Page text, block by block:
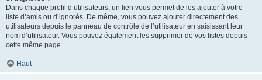
Dans chaque profil d’utilisateurs, un lien vous permet de les ajouter à votre
liste d’amis ou d’ignorés. De même, vous pouvez ajouter directement des
utilisateurs depuis le panneau de contrôle de l’utilisateur en saisissant leur
nom d’utilisateur. Vous pouvez également les supprimer de vos listes depuis
cette même page.
Haut